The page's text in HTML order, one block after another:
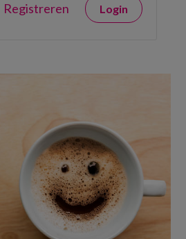
Registreren Login